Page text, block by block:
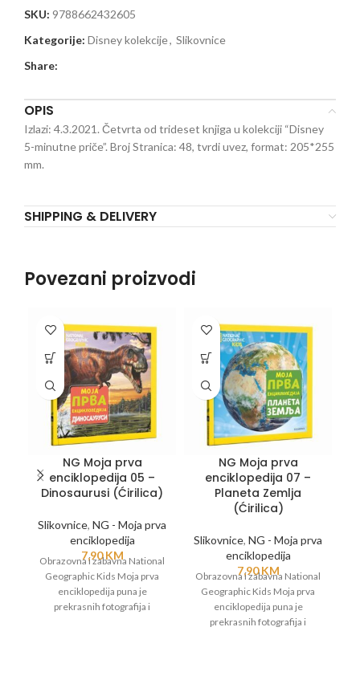
SKU: 9788662432605
Kategorije: Disney kolekcije, Slikovnice
Share:
OPIS
Izlazi: 4.3.2021. Četvrta od trideset knjiga u kolekciji “Disney
5-minutne priče”. Broj Stranica: 48, tvrdi uvez, format: 205*255
mm.
SHIPPING & DELIVERY
Povezani proizvodi
NG Moja prva
enciklopedija 05 –
Dinosaurusi (Ćirilica)
Slikovnice, NG - Moja prva
enciklopedija
7,90KM
Obrazovna i zabavna National
Geographic Kids Moja prva
enciklopedija puna je
prekrasnih fotografija i
NG Moja prva
enciklopedija 07 –
Planeta Zemlja
(Ćirilica)
Slikovnice, NG - Moja prva
enciklopedija
7,90KM
Obrazovna i zabavna National
Geographic Kids Moja prva
enciklopedija puna je
prekrasnih fotografija i